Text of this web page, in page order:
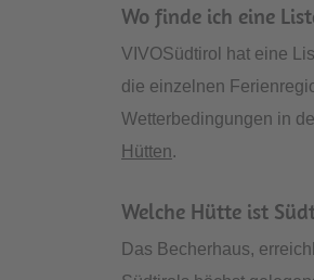
Wo finde ich eine
VIVOSüdtirol hat eine
die einzelnen
Wetterbedingungen in
Hütten.
Welche Hütte ist
Das Becherhaus,